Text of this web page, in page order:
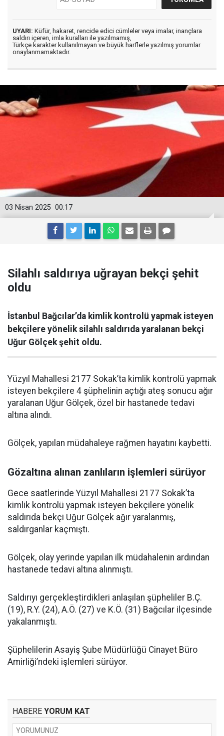
UYARI: Küfür, hakaret, rencide edici cümleler veya imalar, inançlara
saldırı içeren, imla kuralları ile yazılmamış,
Türkçe karakter kullanılmayan ve büyük harflerle yazılmış yorumlar
onaylanmamaktadır.
00:17
03 Nisan 2025
Silahlı saldırıya uğrayan bekçi şehit
oldu
İstanbul Bağcılar’da kimlik kontrolü yapmak isteyen
bekçilere yönelik silahlı saldırıda yaralanan bekçi
Uğur Gölçek şehit oldu.
Yüzyıl Mahallesi 2177 Sokak’ta kimlik kontrolü yapmak
isteyen bekçilere 4 şüphelinin açtığı ateş sonucu ağır
yaralanan Uğur Gölçek, özel bir hastanede tedavi
altına alındı.
Gölçek, yapılan müdahaleye rağmen hayatını kaybetti.
Gözaltına alınan zanlıların işlemleri sürüyor
Gece saatlerinde Yüzyıl Mahallesi 2177 Sokak’ta
kimlik kontrolü yapmak isteyen bekçilere yönelik
saldırıda bekçi Uğur Gölçek ağır yaralanmış,
saldırganlar kaçmıştı.
Gölçek, olay yerinde yapılan ilk müdahalenin ardından
hastanede tedavi altına alınmıştı.
Saldırıyı gerçekleştirdikleri anlaşılan şüpheliler B.Ç.
(19), R.Y. (24), A.Ö. (27) ve K.Ö. (31) Bağcılar ilçesinde
yakalanmıştı.
Şüphelilerin Asayiş Şube Müdürlüğü Cinayet Büro
Amirliği’ndeki işlemleri sürüyor.
HABERE YORUM KAT